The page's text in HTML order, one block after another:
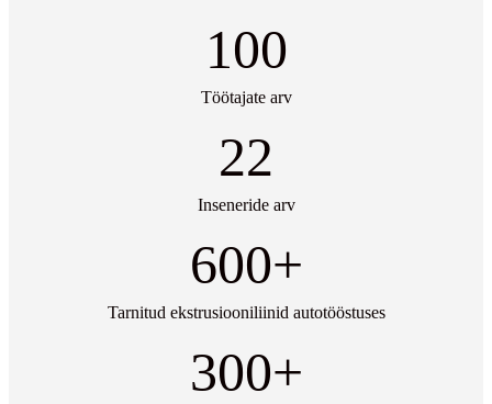
100
Töötajate arv
22
Inseneride arv
600+
Tarnitud ekstrusiooniliinid autotööstuses
300+